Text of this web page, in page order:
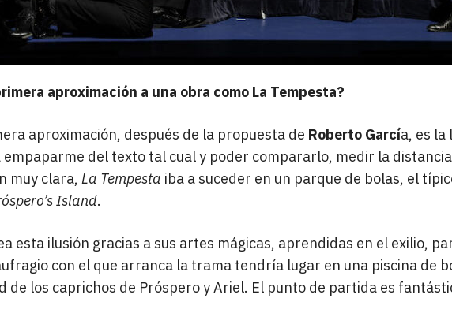
aproximación a una obra como La Tempesta?
aproximación, después de la propuesta de Roberto García, es
del texto tal cual y poder compararlo, medir la
muy clara, La Tempesta iba a suceder en un parque de bolas, el
Island.
esta ilusión gracias a sus artes mágicas, aprendidas en el exilio,
con el que arranca la trama tendría lugar en una piscina de
de los caprichos de Próspero y Ariel. El punto de partida es